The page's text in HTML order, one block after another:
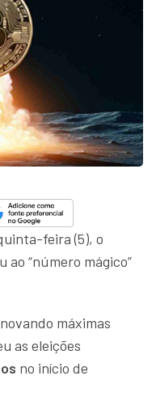
feira (5), o
ao “número mágico”
máximas
as eleições
no início de